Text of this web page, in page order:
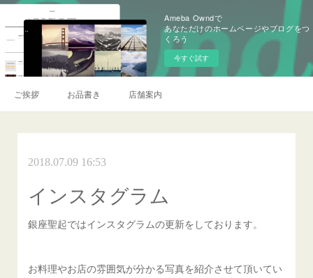
Ameba Owndで
あなただけのホームページやブログをつ
くろう
今すぐ試す
ご挨拶 お品書き 店舗案内
2018.07.09 16:53
インスタグラム
銀座聖起ではインスタグラムの更新をしております。
お料理やお店の雰囲気が分かる写真を紹介させて頂いてい